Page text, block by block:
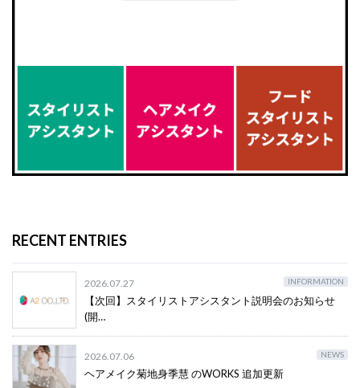
RECENT ENTRIES
2026.07.27 INFORMATION
【次回】スタイリストアシスタント説明会のお知らせ
(開…
2026.07.06 NEWS
ヘアメイク菊地身季慧 のWORKS 追加更新